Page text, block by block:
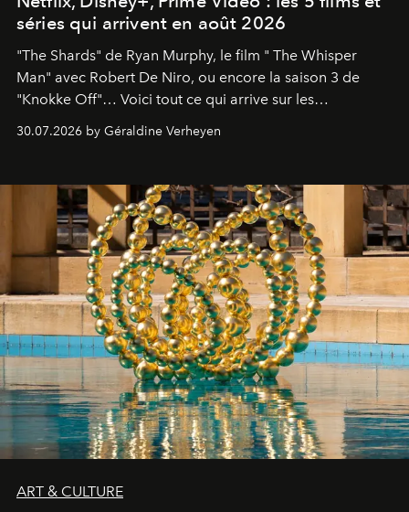
séries qui arrivent en août 2026
"The Shards" de Ryan Murphy, le film " The Whisper
Man" avec Robert De Niro, ou encore la saison 3 de
"Knokke Off"… Voici tout ce qui arrive sur les
plateformes de streaming en août 2026.
30.07.2026 by Géraldine Verheyen
ART & CULTURE